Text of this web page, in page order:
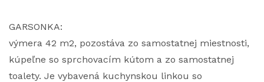
GARSONKA:
výmera 42 m2, pozostáva zo samostatnej miestnosti,
kúpeľne so sprchovacím kútom a zo samostatnej
toalety. Je vybavená kuchynskou linkou so